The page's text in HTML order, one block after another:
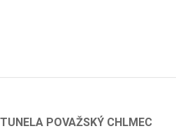
POVAŽSKÝ CHLMEC